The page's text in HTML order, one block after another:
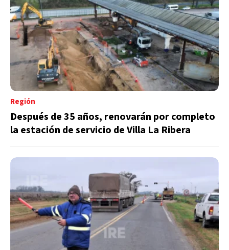
Región
Después de 35 años, renovarán por completo
la estación de servicio de Villa La Ribera